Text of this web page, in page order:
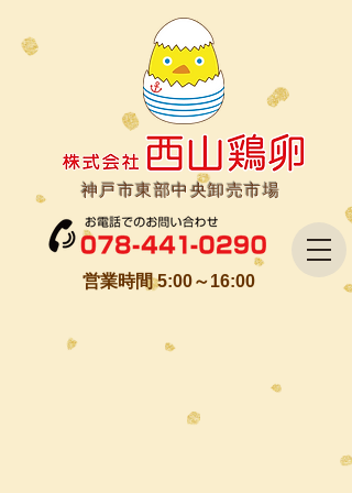
神戸市東部中央卸売市場
営業時間 5:00～16:00